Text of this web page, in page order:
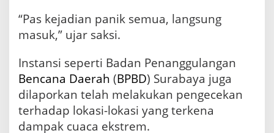
“Pas kejadian panik semua, langsung
masuk,” ujar saksi.
Bencana Daerah (BPBD) Surabaya juga
dilaporkan telah melakukan pengecekan
terhadap lokasi-lokasi yang terkena
dampak cuaca ekstrem.